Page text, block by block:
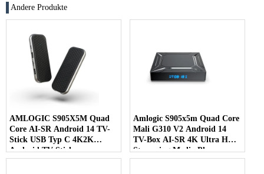
Andere Produkte
AMLOGIC S905X5M Quad
Core AI-SR Android 14 TV-
Stick USB Typ C 4K2K
Android TV Stick
Amlogic S905x5m Quad Core
Mali G310 V2 Android 14
TV-Box AI-SR 4K Ultra HD
Streaming Media Player